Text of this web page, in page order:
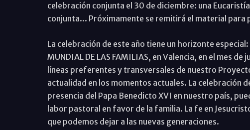
celebración conjunta el 30 de diciembre: una
conjunta... Próximamente se remitirá el material para
La celebración de este año tiene un horizonte
MUNDIAL DE LAS FAMILIAS, en Valencia, en el mes
líneas preferentes y transversales de nuestro
actualidad en los momentos actuales. La celebración
presencia del Papa Benedicto XVI en nuestro país,
labor pastoral en favor de la familia. La fe en
que podemos dejar a las nuevas generaciones.